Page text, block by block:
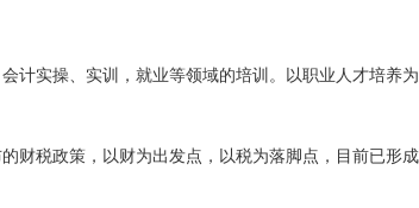
实操、实训，就业等领域的培训。以职业人才培养
财税政策，以财为出发点，以税为落脚点，目前已形